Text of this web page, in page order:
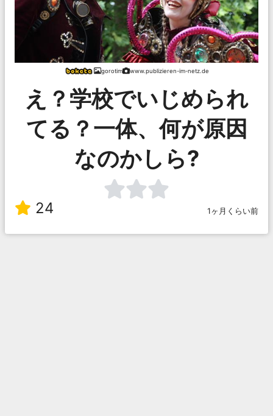
gorotim www.publizieren-im-netz.de
え？学校でいじめられ
てる？一体、何が原因
なのかしら?
24 1ヶ月くらい前